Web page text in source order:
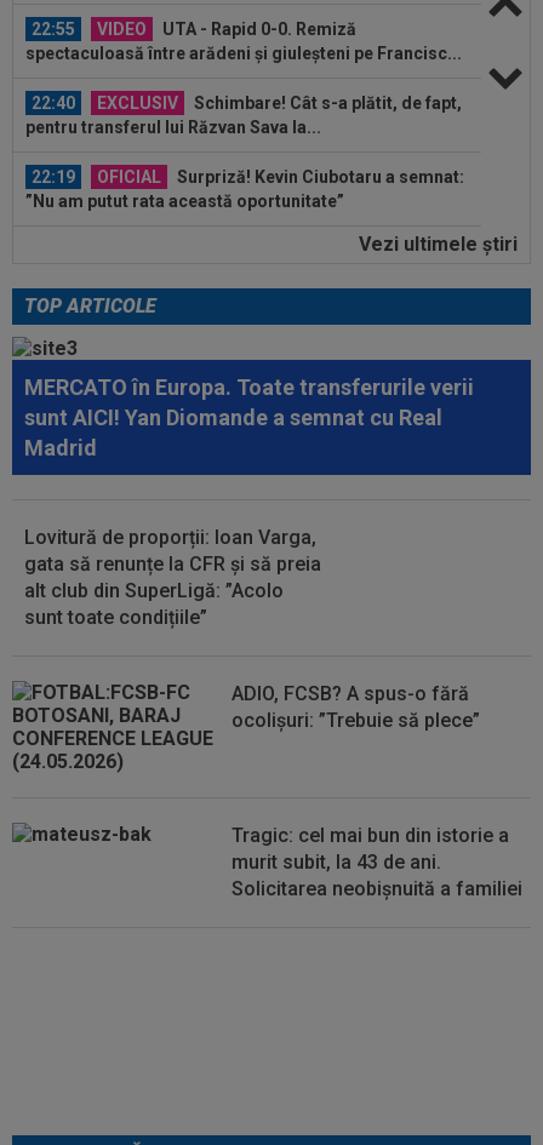
22:55 VIDEO
UTA - Rapid 0-0. Remiză
spectaculoasă între arădeni și giuleșteni pe Francisc...
22:40 EXCLUSIV
Schimbare! Cât s-a plătit, de fapt,
pentru transferul lui Răzvan Sava la...
22:19 OFICIAL
Surpriză! Kevin Ciubotaru a semnat:
”Nu am putut rata această oportunitate”
Ce coșmar: Alexi Pitu, scos pe targă
23:42 EXCLUSIV
2 la 1: au dat verdictul la cea mai
controversată fază din UTA - Rapid...
23:39
Alex Dobre a vorbit despre plecarea de la
Rapid, după 0-0 cu UTA: "100%"
23:29
Reacția lui Stojilkovic, după ce a luat galben
23:18
L-a ”vrăjit” pe Pancu în 45 de minute: ”N-ai cum
să dai greș cu așa ceva” +...
22:55 VIDEO
UTA - Rapid 0-0. Remiză
Vezi ultimele ştiri
TOP ARTICOLE
MERCATO în Europa. Toate transferurile verii
sunt AICI! Yan Diomande a semnat cu Real
Madrid
Lovitură de proporții: Ioan Varga,
gata să renunțe la CFR și să preia
alt club din SuperLigă: ”Acolo
sunt toate condițiile”
ADIO, FCSB? A spus-o fără
ocolișuri: ”Trebuie să plece”
Tragic: cel mai bun din istorie a
murit subit, la 43 de ani.
Solicitarea neobișnuită a familiei